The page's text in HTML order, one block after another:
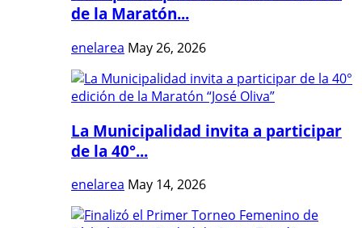
de la Maratón...
enelarea May 26, 2026
La Municipalidad invita a participar
de la 40°...
enelarea May 14, 2026